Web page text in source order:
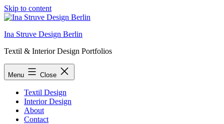
Skip to content
Ina Struve Design Berlin
Textil & Interior Design Portfolios
Menu Close
Textil Design
Interior Design
About
Contact